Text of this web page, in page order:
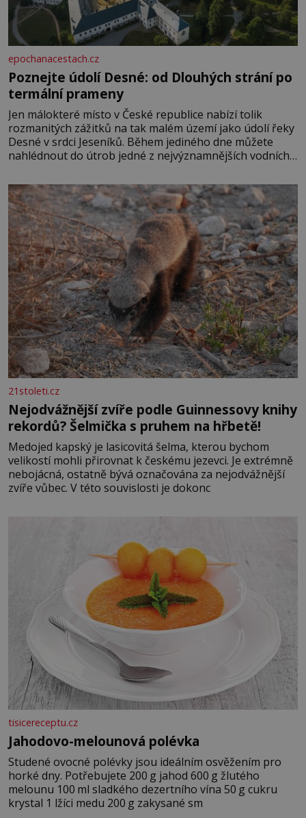
epochanacestach.cz
Poznejte údolí Desné: od Dlouhých strání po
termální prameny
Jen málokteré místo v České republice nabízí tolik
rozmanitých zážitků na tak malém území jako údolí řeky
Desné v srdci Jeseníků. Během jediného dne můžete
nahlédnout do útrob jedné z nejvýznamnějších vodních
se na koloběžce a den zakončit poznáváním památek ve
Velkých Losinách nebo v termálním
21stoleti.cz
Nejodvážnější zvíře podle Guinnessovy knihy
rekordů? Šelmička s pruhem na hřbetě!
Medojed kapský je lasicovitá šelma, kterou bychom
velikostí mohli přirovnat k českému jezevci. Je extrémně
nebojácná, ostatně bývá označována za nejodvážnější
zvíře vůbec. V této souvislosti je dokonc
tisicereceptu.cz
Jahodovo-melounová polévka
Studené ovocné polévky jsou ideálním osvěžením pro
horké dny. Potřebujete 200 g jahod 600 g žlutého
melounu 100 ml sladkého dezertního vína 50 g cukru
krystal 1 lžíci medu 200 g zakysané sm